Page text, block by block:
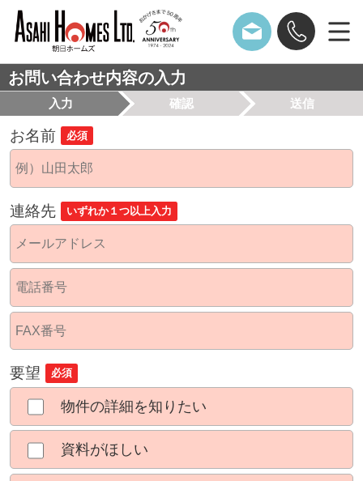
お問い合わせ内容の入力
入力 確認 送信
お名前 必須
連絡先 いずれか１つ以上入力
要望 必須
物件の詳細を知りたい
資料がほしい